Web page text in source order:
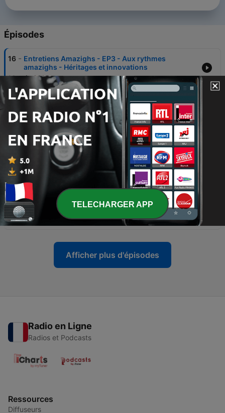
Épisodes
16 - Entretiens Amazighs - EP3 - Aux rythmes
amazighs - Héritages et innovations
14 août 2025
15 - Entretiens Amazighs - EP2 - Retour sur la génèse
de L'Instant Berbère et du Amlili Amazigh Festival
27 févr. 2025
14 - Parenthèses Amazighes - EP4 - YENNAYER
13 - Entretiens Amazighs - EP1 - Leila Assas -
Fondatrice de Ziara Culture
26 juil. 2024
12 - Parenthèses Amazighes - EP3 - Azul Cosmétiques
24 juin 2024
Afficher plus d'épisodes
Radio en Ligne
Radios et Podcasts
Ressources
Diffuseurs
TELECHARGER APP